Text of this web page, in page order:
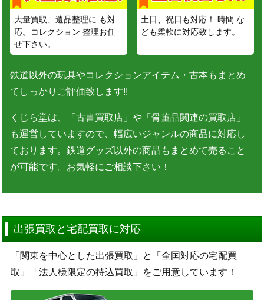
大量買取、遺品整理に も対
応。コレクション 整理お任
せ下さい。
土日、祝日も対応！ 時間 な
ども柔軟に対応致します。
鉄道以外の玩具やコレクションアイテム・古本もまとめ
てしっかりご評価致します!!
くじら堂は、「古書買取店」や「骨董品関連の買取店」
も運営していますので、幅広いジャンルの商品に対応し
ております。鉄道グッズ以外の商品もまとめて売ること
が可能です。お気軽にご相談下さい！
出張買取と宅配買取に対応
「関東を中心とした出張買取」と「全国対応の宅配買
取」「法人様限定の持込買取」をご用意しています！